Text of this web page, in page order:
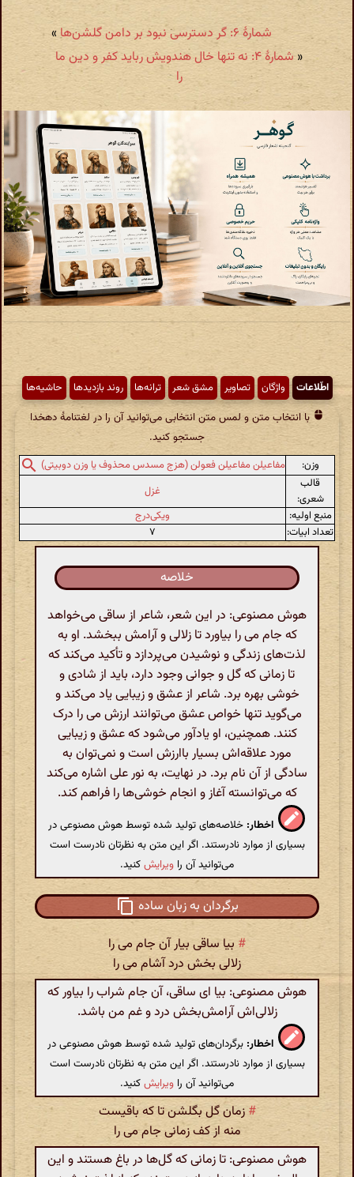
شمارهٔ ۶: گر دسترسی نبود بر دامن گلشن‌ها
»
«
شمارهٔ ۴: نه تنها خال هندویش رباید کفر و دین ما
را
اطّلاعات واژگان تصاویر مشق شعر ترانه‌ها روند بازدیدها حاشیه‌ها
با انتخاب متن و لمس متن انتخابی می‌توانید آن را در لغتنامهٔ دهخدا
جستجو کنید.
وزن:
مفاعیلن مفاعیلن فعولن (هزج مسدس محذوف یا وزن دوبیتی)
قالب
شعری:
غزل
منبع اولیه:
ویکی‌درج
تعداد ابیات:
۷
خلاصه
هوش مصنوعی: در این شعر، شاعر از ساقی می‌خواهد
که جام می را بیاورد تا زلالی و آرامش ببخشد. او به
لذت‌های زندگی و نوشیدن می‌پردازد و تأکید می‌کند که
تا زمانی که گل و جوانی وجود دارد، باید از شادی و
خوشی بهره برد. شاعر از عشق و زیبایی یاد می‌کند و
می‌گوید تنها خواص عشق می‌توانند ارزش می را درک
کنند. همچنین، او یادآور می‌شود که عشق و زیبایی
مورد علاقه‌اش بسیار باارزش است و نمی‌توان به
سادگی از آن نام برد. در نهایت، به نور علی اشاره می‌کند
که می‌توانسته آغاز و انجام خوشی‌ها را فراهم کند.
اخطار: خلاصه‌های تولید شده توسط هوش مصنوعی در
بسیاری از موارد نادرستند. اگر این متن به نظرتان نادرست است
می‌توانید آن را ویرایشکنید.
برگردان به زبان ساده
# بیا ساقی بیار آن جام می را
زلالی بخش درد آشام می را
هوش مصنوعی: بیا ای ساقی، آن جام شراب را بیاور که
زلالی‌اش آرامش‌بخش درد و غم من باشد.
اخطار: برگردان‌های تولید شده توسط هوش مصنوعی در
بسیاری از موارد نادرستند. اگر این متن به نظرتان نادرست است
می‌توانید آن را ویرایشکنید.
# زمان گل بگلشن تا که باقیست
منه از کف زمانی جام می را
هوش مصنوعی: تا زمانی که گل‌ها در باغ هستند و این